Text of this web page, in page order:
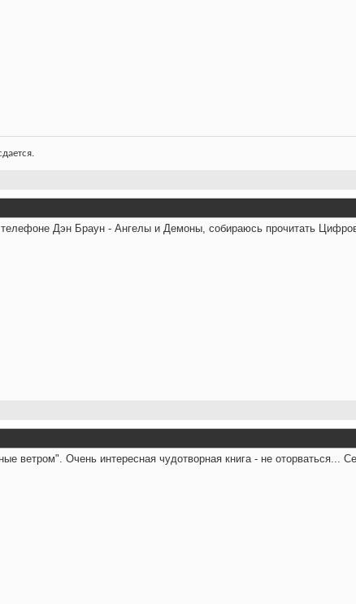
Дэн Браун - Ангелы и Демоны, собираюсь прочитать
ветром". Очень интересная чудотворная книга - не оторваться...